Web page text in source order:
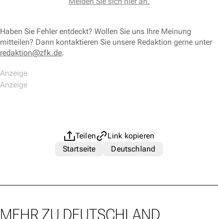
Haben Sie Fehler entdeckt? Wollen Sie uns Ihre Meinung
mitteilen? Dann kontaktieren Sie unsere Redaktion gerne unter
redaktion@zfk.de.
Teilen
Link kopieren
Startseite
Deutschland
MEHR ZU DEUTSCHLAND